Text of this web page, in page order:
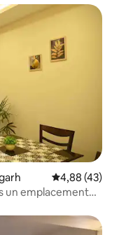
Évaluation
4,88 (43)
un emplacement